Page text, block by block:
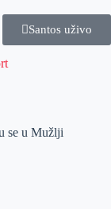
Santos uživo
se u Mužlji